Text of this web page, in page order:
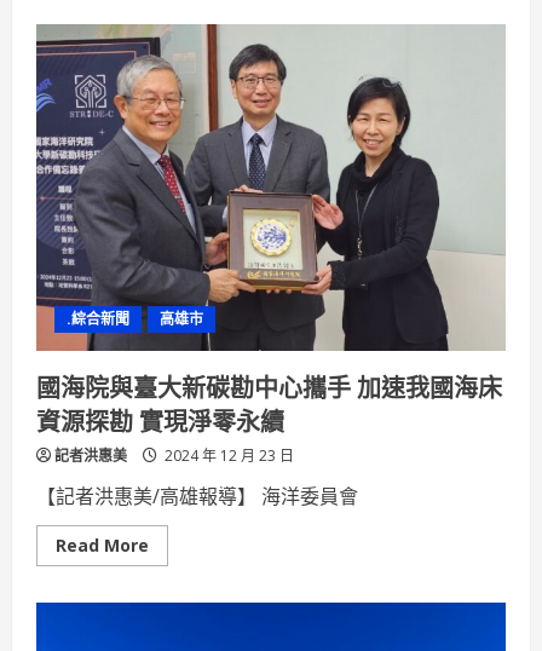
二
十
屆
技
職
之
光
樹
德
視
傳
系
競
賽
卓
越
獎
名
揚
全
球
.綜合新聞 高雄市
國海院與臺大新碳勘中心攜手 加速我國海床
資源探勘 實現淨零永續
記者洪惠美 2024 年 12 月 23 日
【記者洪惠美/高雄報導】 海洋委員會
Read More
more